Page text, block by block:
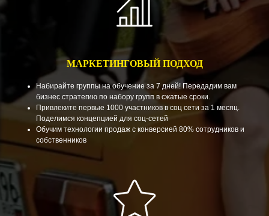
МАРКЕТИНГОВЫЙ ПОДХОД
Набирайте группы на обучение за 7 дней! Передадим вам
бизнес стратегию по набору групп в сжатые сроки.
Привлеките первые 1000 участников в соц сети за 1 месяц.
Поделимся концепцией для соц-сетей
Обучим технологии продаж с конверсией 80% сотрудников и
собственников